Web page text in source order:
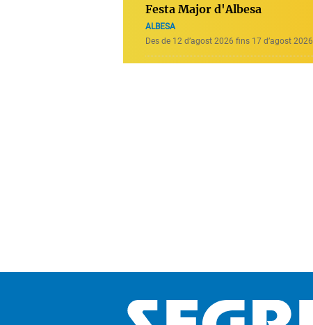
Festa Major d'Albesa
ALBESA
Des de 12 d’agost 2026 fins 17 d’agost 2026